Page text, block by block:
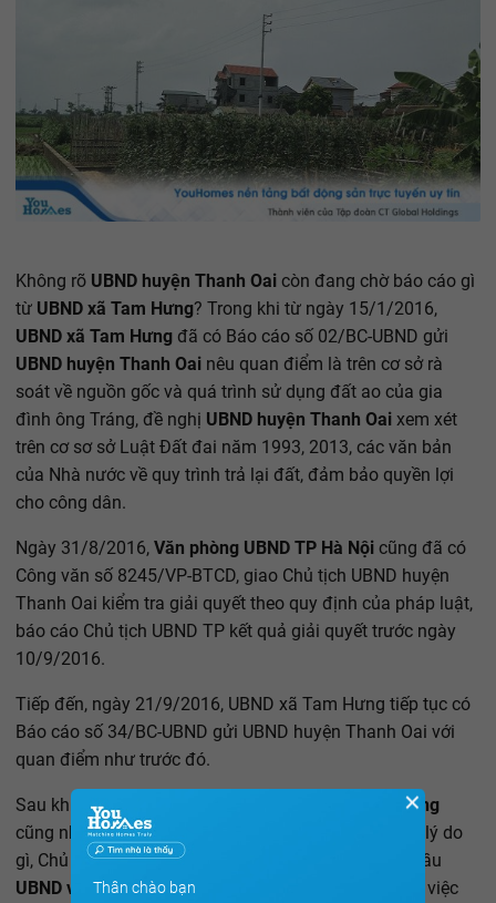
Không rõ UBND huyện Thanh Oai còn đang chờ báo cáo gì
từ UBND xã Tam Hưng? Trong khi từ ngày 15/1/2016,
UBND xã Tam Hưng đã có Báo cáo số 02/BC-UBND gửi
UBND huyện Thanh Oai nêu quan điểm là trên cơ sở rà
soát về nguồn gốc và quá trình sử dụng đất ao của gia
đình ông Tráng, đề nghị UBND huyện Thanh Oai xem xét
trên cơ sơ sở Luật Đất đai năm 1993, 2013, các văn bản
của Nhà nước về quy trình trả lại đất, đảm bảo quyền lợi
cho công dân.
Ngày 31/8/2016, Văn phòng UBND TP Hà Nội cũng đã có
Công văn số 8245/VP-BTCD, giao Chủ tịch UBND huyện
Thanh Oai kiểm tra giải quyết theo quy định của pháp luật,
báo cáo Chủ tịch UBND TP kết quả giải quyết trước ngày
10/9/2016.
Tiếp đến, ngày 21/9/2016, UBND xã Tam Hưng tiếp tục có
Báo cáo số 34/BC-UBND gửi UBND huyện Thanh Oai với
quan điểm như trước đó.
Sau khi đã nhận được báo cáo từ
UBND xã Tam Hưng
cũng như chỉ đạo từ UBND TP Hà Nội, không hiểu vì lý do
gì, Chủ tịch UBND huyện Thanh Oai lại tiếp tục yêu cầu
UBND và Đảng ủy xã Tam Hưng
tổ chức bỏ phiếu về việc
✕
Thân chào bạn